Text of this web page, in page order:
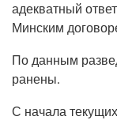
адекватный
Минским
По данным
ранены.
С начала